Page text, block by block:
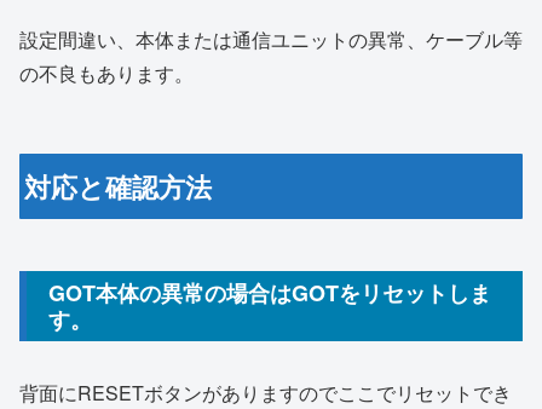
設定間違い、本体または通信ユニットの異常、ケーブル等
の不良もあります。
対応と確認方法
GOT本体の異常の場合はGOTをリセットしま
す。
背面にRESETボタンがありますのでここでリセットでき